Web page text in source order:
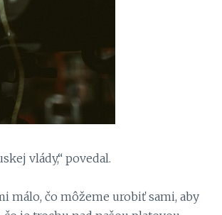
vlády,“ povedal.
málo, čo môžeme urobiť sami, aby